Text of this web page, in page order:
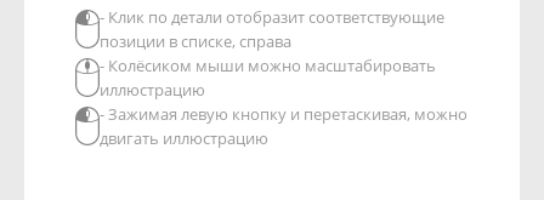
- Клик по детали отобразит соответствующие
позиции в списке, справа
- Колёсиком мыши можно масштабировать
иллюстрацию
- Зажимая левую кнопку и перетаскивая, можно
двигать иллюстрацию